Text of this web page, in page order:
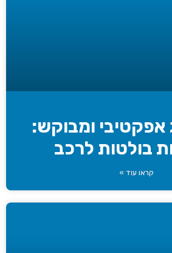
אפקטיבי ומבוקש:
בולטות לרכב
קראו עוד »